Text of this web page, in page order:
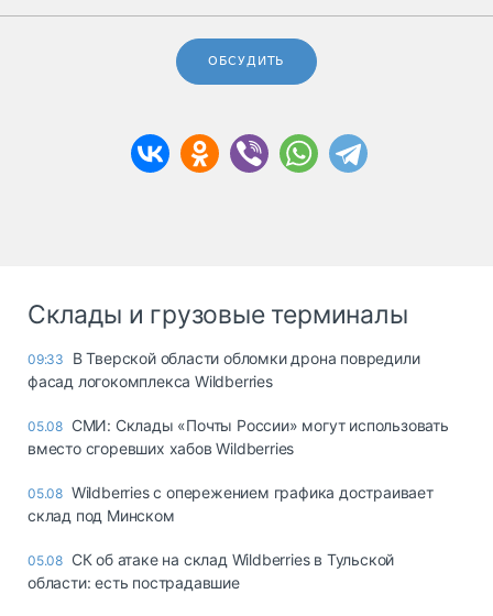
ОБСУДИТЬ
Склады и грузовые терминалы
09:33
В Тверской области обломки дрона повредили
фасад логокомплекса Wildberries
05.08 СМИ: Склады «Почты России» могут использовать
вместо сгоревших хабов Wildberries
05.08 Wildberries с опережением графика достраивает
склад под Минском
05.08 СК об атаке на склад Wildberries в Тульской
области: есть пострадавшие